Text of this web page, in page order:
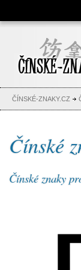
Čínské znaky,
slovník,
ČÍNSKÉ-ZNAKY.CZ
Čínské
Čínské znaky